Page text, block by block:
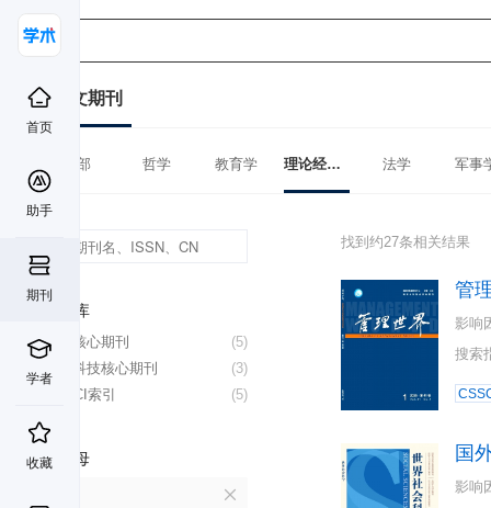
首页
助手
期刊
学者
收藏
中文期刊
全部 哲学 教育学 理论经济学 法学 军事
数据库
(5)
北大核心期刊
(3)
中国科技核心期刊
(5)
CSSCI索引
首字母
找到约27条相关结果
管
影响
搜索
国
影响